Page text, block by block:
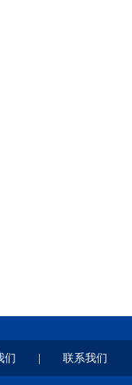
们 联系我们